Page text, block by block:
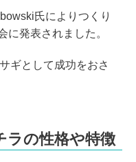
氏によりつくり
に発表されました。
ギとして成功をおさ
ラの性格や特徴